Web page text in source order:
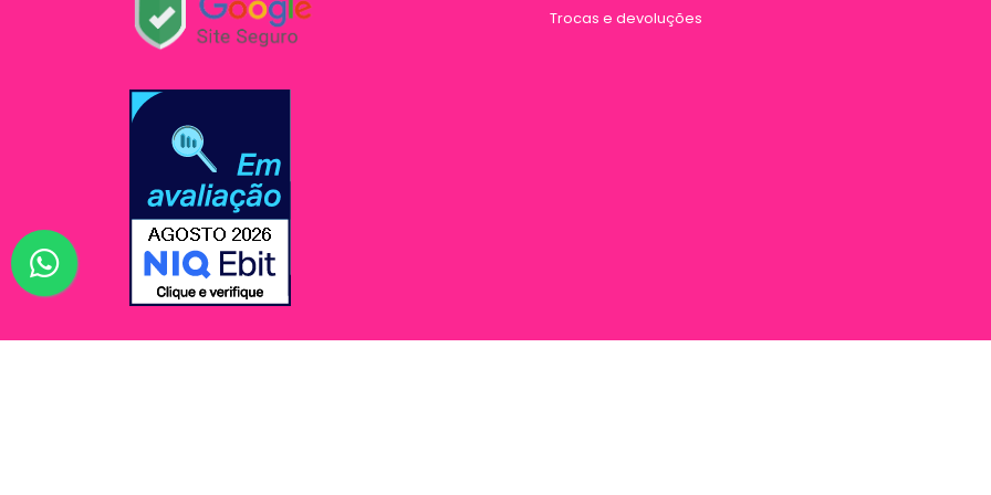
Trocas e devoluções